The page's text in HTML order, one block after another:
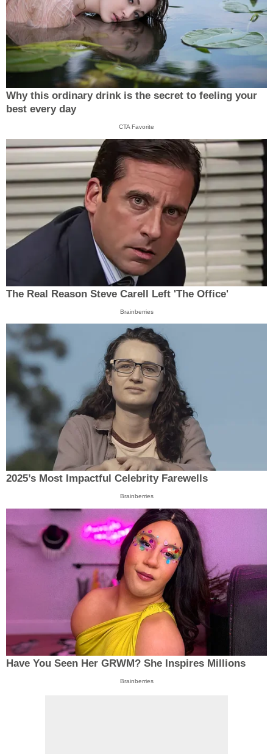
Why this ordinary drink is the secret to feeling your
best every day
CTA Favorite
The Real Reason Steve Carell Left 'The Office'
Brainberries
2025’s Most Impactful Celebrity Farewells
Brainberries
Have You Seen Her GRWM? She Inspires Millions
Brainberries